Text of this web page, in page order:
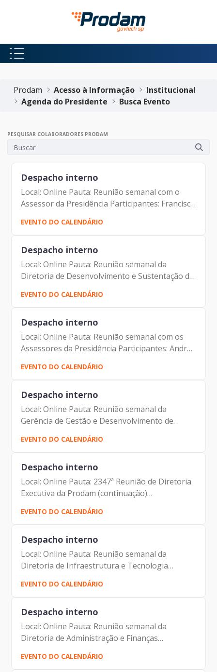
Pular para o Conteúdo principal
Prodam
Acesso à Informação
Institucional
Agenda do Presidente
Busca Evento
PESQUISAR COLABORADORES PRODAM
Despacho interno
Local: Online Pauta: Reunião semanal com o
Assessor da Presidência Participantes: Francisco
de Padovan Forbes ( Presidente da Prodam)
André Tomiatto de Oliveira (Assessor da
Presidência da...
EVENTO DO CALENDÁRIO
Despacho interno
Local: Online Pauta: Reunião semanal da
Diretoria de Desenvolvimento e Sustentação de
Padovan Forbes ( Presidente da Prodam) André
Tomiatto de Oliveira...
EVENTO DO CALENDÁRIO
Despacho interno
Local: Online Pauta: Reunião semanal com os
Assessores da Presidência Participantes: André
Tomiatto de Oliveira (Assessor da Presidência
da Prodam) Francisco de Padovan Forbes
(Presidente da...
EVENTO DO CALENDÁRIO
Despacho interno
Local: Online Pauta: Reunião semanal da
Gerência de Gestão e Desenvolvimento de
(Gerente substituta de Gestão e
Desenvolvimento de Pessoas da Prodam)...
EVENTO DO CALENDÁRIO
Despacho interno
Local: Online Pauta: 2347ª Reunião de Diretoria
Executiva da Prodam (continuação)
Participantes: Benício Alves Teixeira (Diretor de
Participação da Prodam) Elias Fares Hadi
(Diretor de...
EVENTO DO CALENDÁRIO
Despacho interno
Local: Online Pauta: Reunião semanal da
Diretoria de Infraestrutura e Tecnologia
Participantes: André Tomiatto de Oliveira
(Assessor da Presidência da Prodam) Francisco
de Padovan Forbes (...
EVENTO DO CALENDÁRIO
Despacho interno
Local: Online Pauta: Reunião semanal da
Diretoria de Administração e Finanças
Participantes: André Tomiatto de Oliveira
(Assessor da Presidência da Prodam) Francisco
EVENTO DO CALENDÁRIO